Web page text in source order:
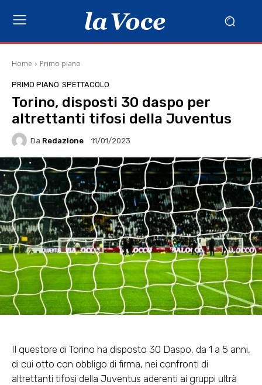
Home Primo piano
PRIMO PIANO SPETTACOLO
Torino, disposti 30 daspo per
altrettanti tifosi della Juventus
Da Redazione 11/01/2023
Il questore di Torino ha disposto 30 Daspo, da 1 a 5 anni,
di cui otto con obbligo di firma, nei confronti di
altrettanti tifosi della Juventus aderenti ai gruppi ultrà